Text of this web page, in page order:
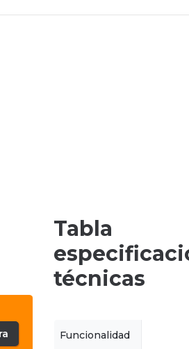
Tabla
técnicas
Funcionalidad